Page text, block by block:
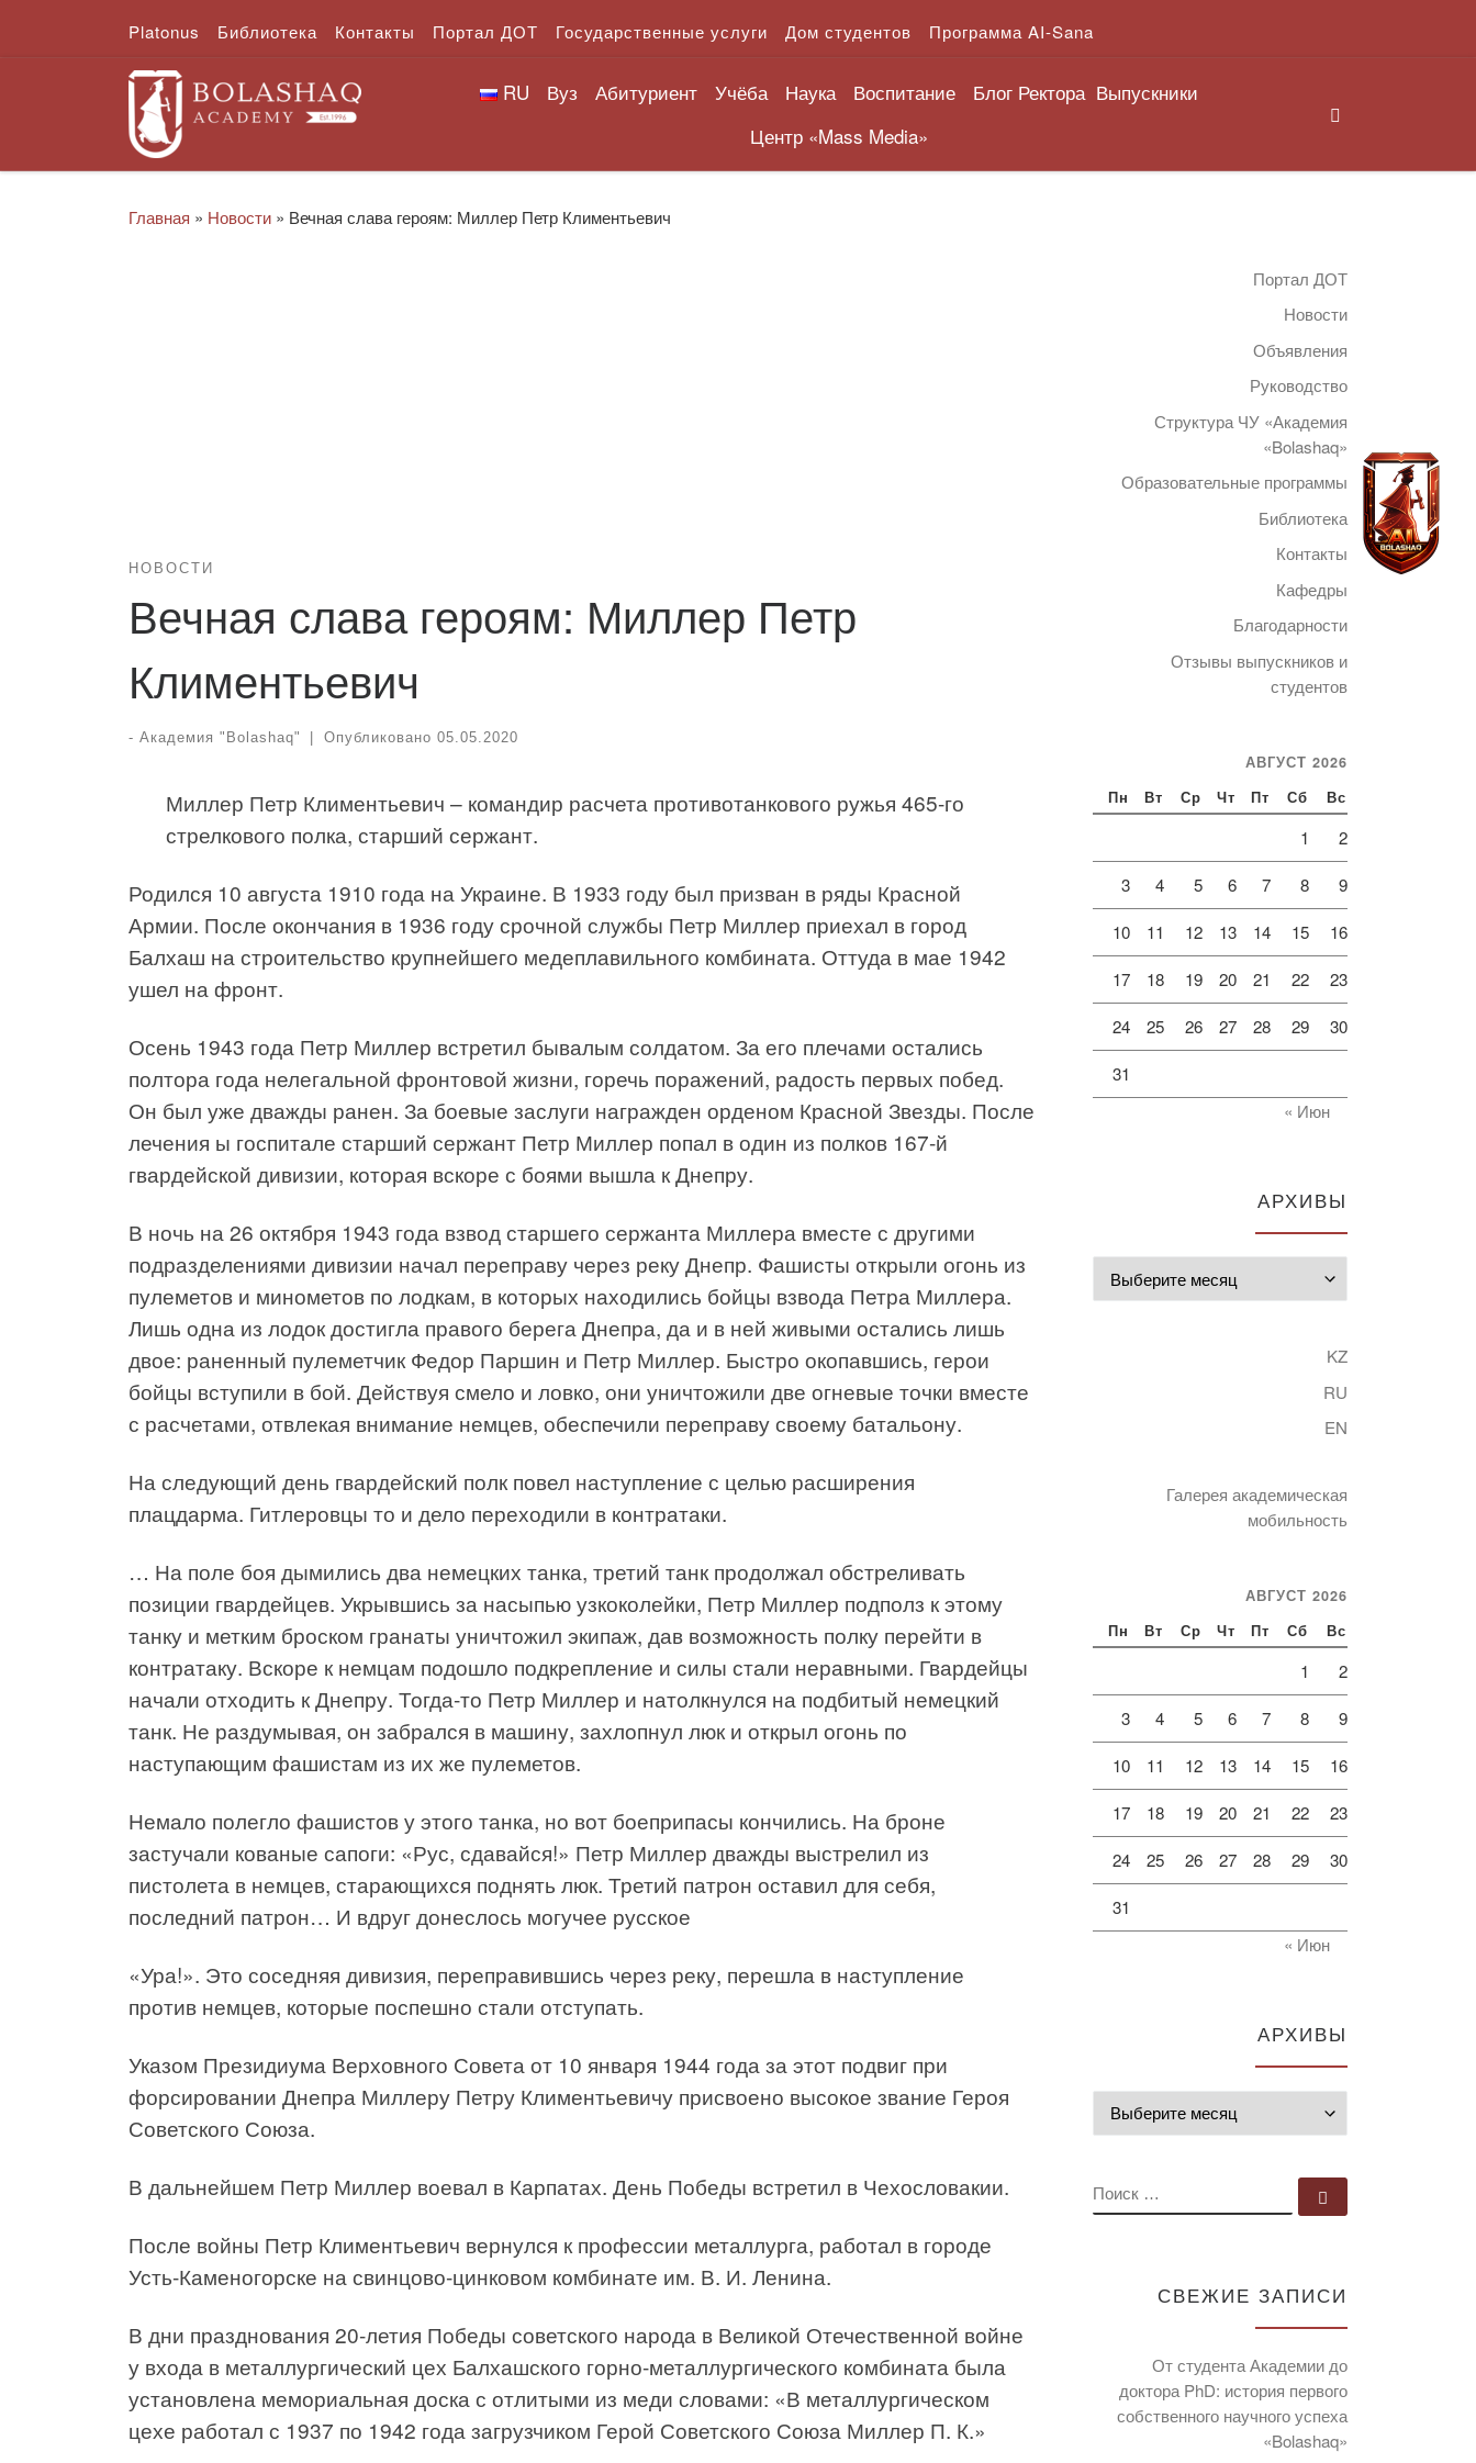
Перейти к содержимому
Platonus Библиотека Контакты Портал ДОТ Государственные услуги Дом студентов Программа AI-Sana
RU Вуз Абитуриент Учёба Наука Воспитание Блог Ректора Выпускники
Центр «Mass Media»
Главная » Новости » Вечная слава героям: Миллер Петр Климентьевич
НОВОСТИ
Вечная слава героям: Миллер Петр
Климентьевич
- Академия "Bolashaq" Опубликовано 05.05.2020
Миллер Петр Климентьевич – командир расчета противотанкового ружья 465-го
стрелкового полка, старший сержант.
Родился 10 августа 1910 года на Украине. В 1933 году был призван в ряды Красной
Армии. После окончания в 1936 году срочной службы Петр Миллер приехал в город
Балхаш на строительство крупнейшего медеплавильного комбината. Оттуда в мае 1942
ушел на фронт.
Осень 1943 года Петр Миллер встретил бывалым солдатом. За его плечами остались
полтора года нелегальной фронтовой жизни, горечь поражений, радость первых побед.
Он был уже дважды ранен. За боевые заслуги награжден орденом Красной Звезды. После
лечения ы госпитале старший сержант Петр Миллер попал в один из полков 167-й
гвардейской дивизии, которая вскоре с боями вышла к Днепру.
В ночь на 26 октября 1943 года взвод старшего сержанта Миллера вместе с другими
подразделениями дивизии начал переправу через реку Днепр. Фашисты открыли огонь из
пулеметов и минометов по лодкам, в которых находились бойцы взвода Петра Миллера.
Лишь одна из лодок достигла правого берега Днепра, да и в ней живыми остались лишь
двое: раненный пулеметчик Федор Паршин и Петр Миллер. Быстро окопавшись, герои
бойцы вступили в бой. Действуя смело и ловко, они уничтожили две огневые точки вместе
с расчетами, отвлекая внимание немцев, обеспечили переправу своему батальону.
На следующий день гвардейский полк повел наступление с целью расширения
плацдарма. Гитлеровцы то и дело переходили в контратаки.
… На поле боя дымились два немецких танка, третий танк продолжал обстреливать
позиции гвардейцев. Укрывшись за насыпью узкоколейки, Петр Миллер подполз к этому
танку и метким броском гранаты уничтожил экипаж, дав возможность полку перейти в
контратаку. Вскоре к немцам подошло подкрепление и силы стали неравными. Гвардейцы
начали отходить к Днепру. Тогда-то Петр Миллер и натолкнулся на подбитый немецкий
танк. Не раздумывая, он забрался в машину, захлопнул люк и открыл огонь по
наступающим фашистам из их же пулеметов.
Немало полегло фашистов у этого танка, но вот боеприпасы кончились. На броне
застучали кованые сапоги: «Рус, сдавайся!» Петр Миллер дважды выстрелил из
пистолета в немцев, старающихся поднять люк. Третий патрон оставил для себя,
последний патрон… И вдруг донеслось могучее русское
«Ура!». Это соседняя дивизия, переправившись через реку, перешла в наступление
против немцев, которые поспешно стали отступать.
Указом Президиума Верховного Совета от 10 января 1944 года за этот подвиг при
форсировании Днепра Миллеру Петру Климентьевичу присвоено высокое звание Героя
Советского Союза.
В дальнейшем Петр Миллер воевал в Карпатах. День Победы встретил в Чехословакии.
После войны Петр Климентьевич вернулся к профессии металлурга, работал в городе
Усть-Каменогорске на свинцово-цинковом комбинате им. В. И. Ленина.
В дни празднования 20-летия Победы советского народа в Великой Отечественной войне
у входа в металлургический цех Балхашского горно-металлургического комбината была
установлена мемориальная доска с отлитыми из меди словами: «В металлургическом
цехе работал с 1937 по 1942 года загрузчиком Герой Советского Союза Миллер П. К.»
Портал ДОТ
Новости
Объявления
Руководство
Структура ЧУ «Академия
«Bolashaq»
Образовательные программы
Библиотека
Контакты
Кафедры
Благодарности
Отзывы выпускников и
студентов
АВГУСТ 2026
Пн Вт Ср Чт Пт Сб Вс
1 2
3 4 5 6 7 8 9
10 11 12 13 14 15 16
17 18 19 20 21 22 23
24 25 26 27 28 29 30
31
« Июн
АРХИВЫ
KZ
RU
EN
Галерея академическая
мобильность
АВГУСТ 2026
Пн Вт Ср Чт Пт Сб Вс
1 2
3 4 5 6 7 8 9
10 11 12 13 14 15 16
17 18 19 20 21 22 23
24 25 26 27 28 29 30
31
« Июн
АРХИВЫ
ПОИСК
СВЕЖИЕ ЗАПИСИ
От студента Академии до
доктора PhD: история первого
собственного научного успеха
«Bolashaq»